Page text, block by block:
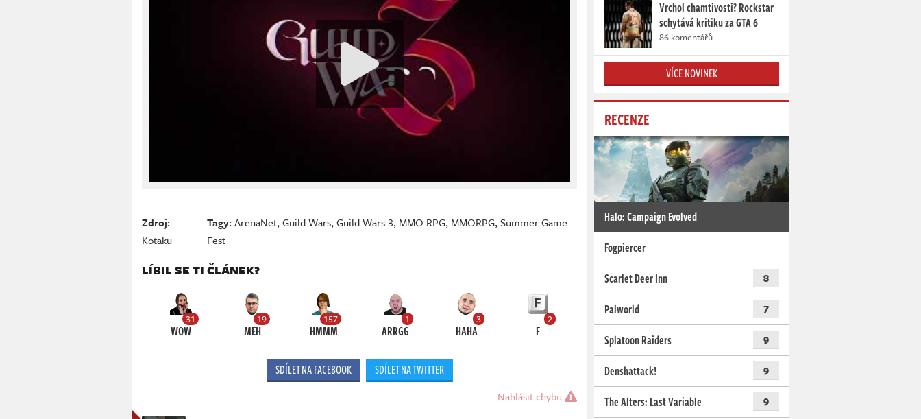
Zdroj:
Kotaku
Tagy:ArenaNet,Guild Wars,Guild Wars 3, MMO RPG, MMORPG,Summer Game
Fest
LÍBIL SE TI ČLÁNEK?
31
WOW
19
MEH
157
HMMM
1
ARRGG
3
HAHA
2
F
SDÍLET NA FACEBOOK SDÍLET NA TWITTER
Nahlásit chybu
Vrchol chamtivosti? Rockstar
schytává kritiku za GTA 6
86 komentářů
VÍCE NOVINEK
RECENZE
Halo: Campaign Evolved
Fogpiercer
Scarlet Deer Inn
8
Palworld 7
Splatoon Raiders 9
Denshattack! 9
The Alters: Last Variable 9